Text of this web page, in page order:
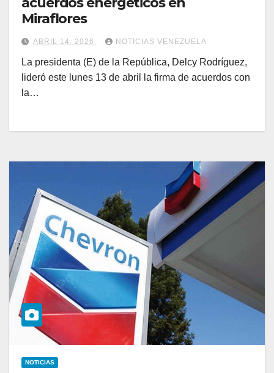
Miraflores
ABRIL 14, 2026 NOTICIAS VENEZUELA
La presidenta (E) de la República, Delcy Rodríguez,
lideró este lunes 13 de abril la firma de acuerdos con
la…
NOTICIAS